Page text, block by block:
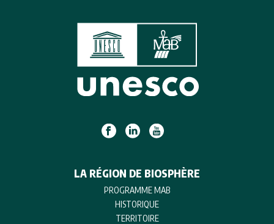
LA RÉGION DE BIOSPHÈRE
PROGRAMME MAB
HISTORIQUE
TERRITOIRE